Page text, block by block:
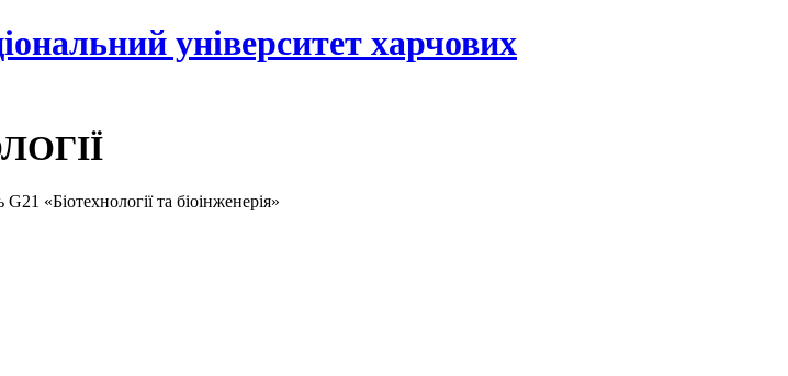
університет харчових
та біоінженерія»